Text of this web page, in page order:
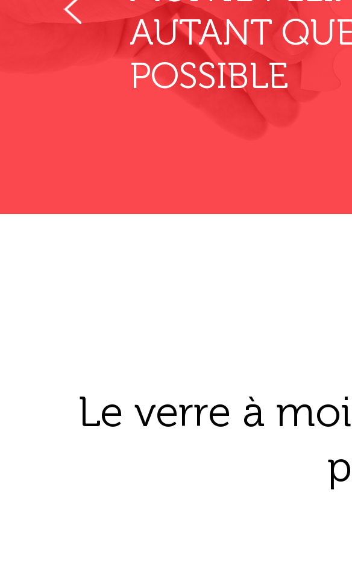
AUTANT
POSSIBLE
Le verre à